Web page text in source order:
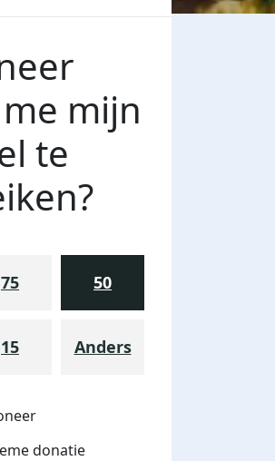
mijn
te
75 50
15 Anders
donatie